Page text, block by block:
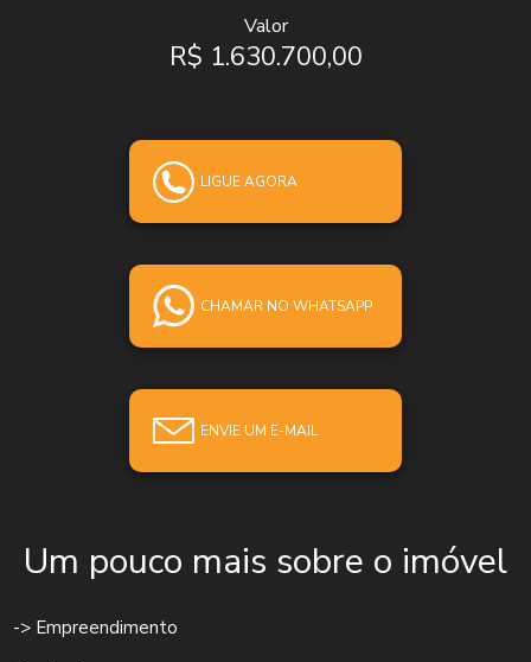
Valor
R$ 1.630.700,00
LIGUE AGORA
CHAMAR NO WHATSAPP
ENVIE UM E-MAIL
Um pouco mais sobre o imóvel
-> Empreendimento